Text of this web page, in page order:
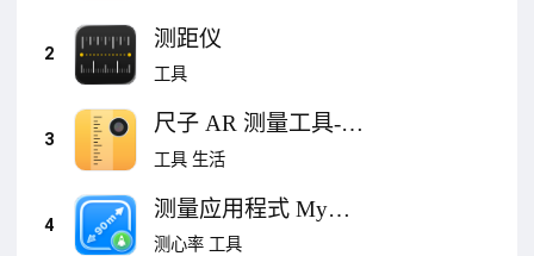
2
测距仪
工具
3
尺子 AR 测量工具-专
业的 测距仪 和 测距
工具 生活
4
测量应用程式 My
Measures
测心率 工具